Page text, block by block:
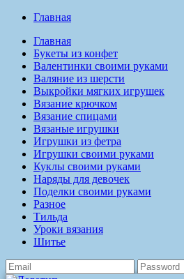
Главная
Главная
Букеты из конфет
Валентинки своими руками
Валяние из шерсти
Выкройки мягких игрушек
Вязание крючком
Вязание спицами
Вязаные игрушки
Игрушки из фетра
Игрушки своими руками
Куклы своими руками
Наряды для девочек
Поделки своими руками
Разное
Тильда
Уроки вязания
Шитье